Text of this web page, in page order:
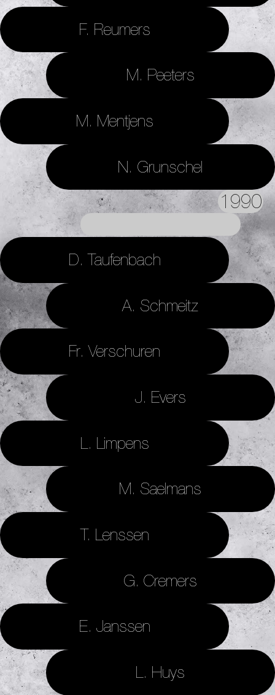
F. Reumers
M. Peeters
M. Mentjens
N. Grunschel
1990
D. Taufenbach
A. Schmeitz
Fr. Verschuren
J. Evers
L. Limpens
M. Saelmans
T. Lenssen
G. Cremers
E. Janssen
L. Huys